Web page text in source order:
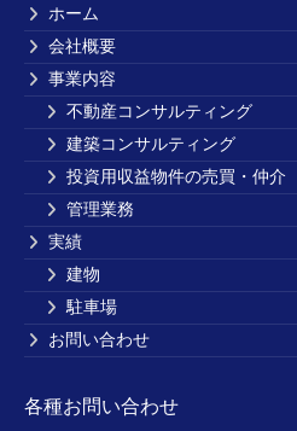
ホーム
会社概要
事業内容
不動産コンサルティング
建築コンサルティング
投資用収益物件の売買・仲介
管理業務
実績
建物
駐車場
お問い合わせ
各種お問い合わせ